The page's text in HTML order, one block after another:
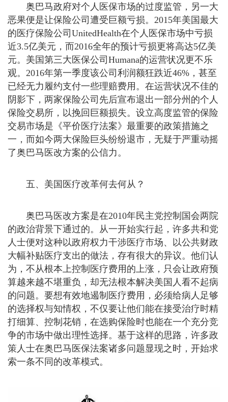
奥巴马政府对个人医保市场的过度监管，另一大
恶果便是让保险公司遭受巨额亏损。2015年美国最大
的医疗保险公司UnitedHealth在个人医保市场中亏损
近3.5亿美元，而2016全年的预计亏损更将高达5亿美
元。美国第三大医保公司Humana的运营状况更不乐
观。2016年第一季度该公司利润额狂跌近46%，甚至
已经无力履约支付一些理赔费用。在运营状况不佳的
阴影下，两家保险公司先后宣布退出一部分州的个人
保险交易所，以挽回巨额损失。设立高度监管的保险
交易市场是《平价医疗法案》最重要的政策措施之
一，而如今两大保险巨头纷纷退市，无疑于严重动摇
了奥巴马医改方案的公信力。
五、美国医疗改革何去何从？
奥巴马医改方案是在2010年民主党控制国会两院
的政治背景下通过的。从一开始实行起，许多共和党
人士便对这种以政府权力干涉医疗市场、以公共财政
大幅补贴医疗支出的做法，存有很大的异议。他们认
为，不从根本上控制医疗费用的上涨，只会让政府预
算越来越不堪重负，却无法根本解决美国人看不起病
的问题。要想有效地遏制医疗费用，必须给病人足够
的选择权与知情权，不仅要让他们能在接受治疗时精
打细算、控制花销，在选购保险时也能在一个充分竞
争的市场中做出理性选择。基于这样的思路，许多政
策人士在奥巴马医保法案诸多问题显现之时，开始求
索一条不同的改革模式。